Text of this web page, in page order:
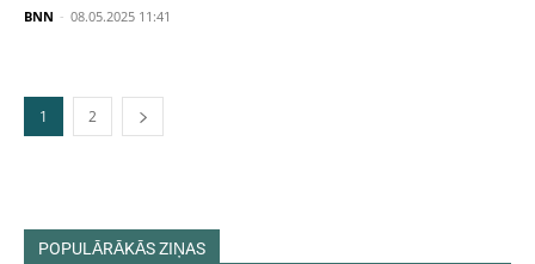
BNN - 08.05.2025 11:41
1 2
POPULĀRĀKĀS ZIŅAS